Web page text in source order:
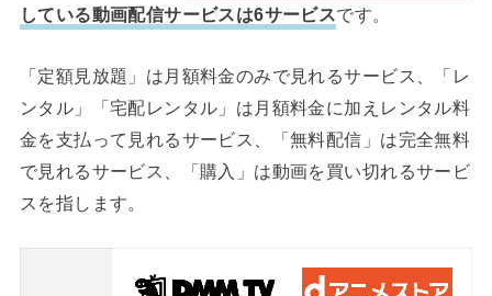
している動画配信サービスは6サービスです。
「定額見放題」は月額料金のみで見れるサービス、「レ
ンタル」「宅配レンタル」は月額料金に加えレンタル料
金を支払って見れるサービス、「無料配信」は完全無料
で見れるサービス、「購入」は動画を買い切れるサービ
スを指します。